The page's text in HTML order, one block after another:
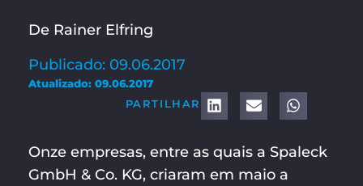
De Rainer Elfring
Publicado: 09.06.2017
Atualizado: 09.06.2017
PARTILHAR
Onze empresas, entre as quais a Spaleck
GmbH & Co. KG, criaram em maio a